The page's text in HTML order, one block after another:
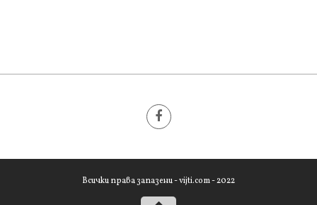
Всички права запазени - vijti.com - 2022